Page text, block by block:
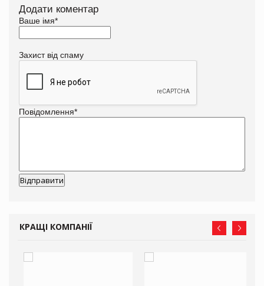
Додати коментар
Ваше імя*
Захист від спаму
Повідомлення*
КРАЩІ КОМПАНІЇ